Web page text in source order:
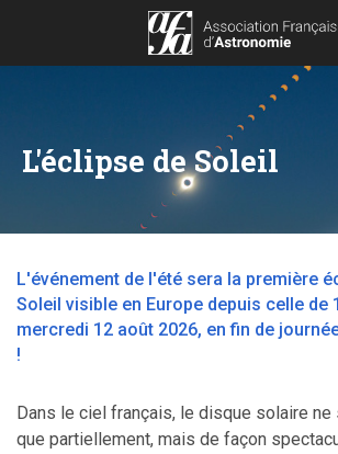
L'éclipse de Soleil
L'événement de l'été sera la première
Soleil visible en Europe depuis celle de
mercredi 12 août 2026, en fin de
!
Dans le ciel français, le disque solaire ne
que partiellement, mais de façon